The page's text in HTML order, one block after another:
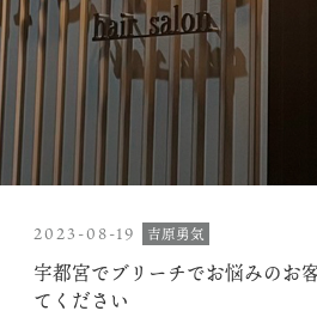
2023-08-19 吉原勇気
宇都宮でブリーチでお悩みのお
てください